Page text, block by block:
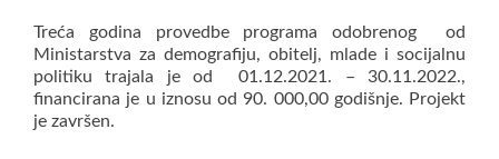
Treća godina provedbe programa odobrenog od
Ministarstva za demografiju, obitelj, mlade i socijalnu
politiku trajala je od 01.12.2021. – 30.11.2022.,
financirana je u iznosu od 90. 000,00 godišnje. Projekt
je završen.